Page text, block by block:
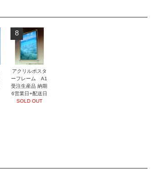
8
アクリルポスタ
ーフレーム A1
受注生産品 納期
6営業日+配送日
SOLD OUT